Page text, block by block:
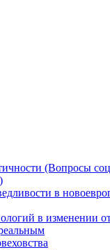
(Вопросы
в
в изменении